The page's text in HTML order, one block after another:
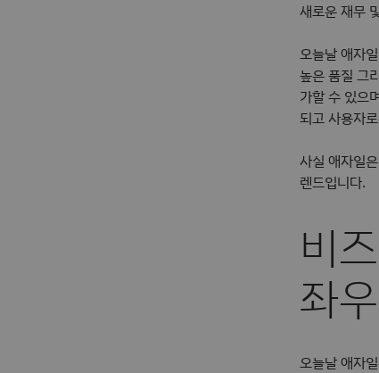
새로운 재무
오늘날 애자
높은 품질 그
가할 수 있으
되고 사용자
사실 애자일
렌드입니다.
비
좌
오늘날 애자